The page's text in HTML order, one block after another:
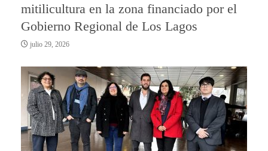
mitilicultura en la zona financiado por el
Gobierno Regional de Los Lagos
julio 29, 2026